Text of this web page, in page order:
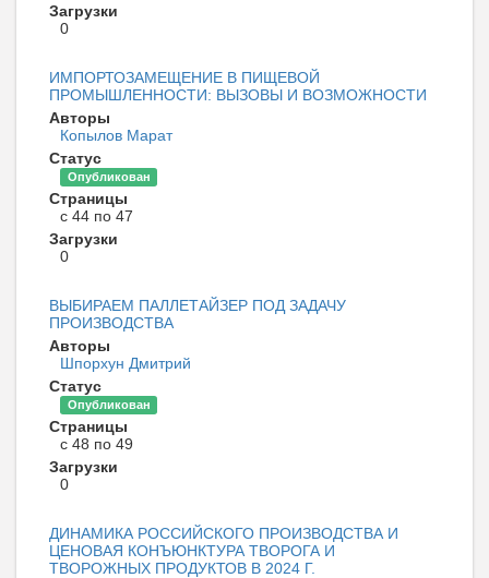
Загрузки
0
ИМПОРТОЗАМЕЩЕНИЕ В ПИЩЕВОЙ
ПРОМЫШЛЕННОСТИ: ВЫЗОВЫ И ВОЗМОЖНОСТИ
Авторы
Копылов Марат
Статус
Опубликован
Страницы
с 44 по 47
Загрузки
0
ВЫБИРАЕМ ПАЛЛЕТАЙЗЕР ПОД ЗАДАЧУ
ПРОИЗВОДСТВА
Авторы
Шпорхун Дмитрий
Статус
Опубликован
Страницы
с 48 по 49
Загрузки
0
ДИНАМИКА РОССИЙСКОГО ПРОИЗВОДСТВА И
ЦЕНОВАЯ КОНЪЮНКТУРА ТВОРОГА И
ТВОРОЖНЫХ ПРОДУКТОВ В 2024 Г.